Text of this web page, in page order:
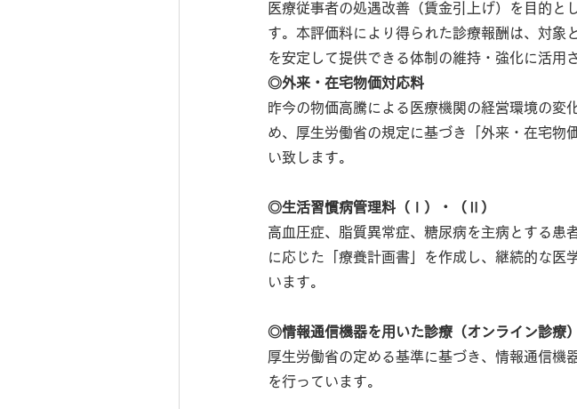
医療従事者の処遇改善（賃金引上げ）を目的と
す。本評価料により得られた診療報酬は、対象
を安定して提供できる体制の維持・強化に活用
◎外来・在宅物価対応料
昨今の物価高騰による医療機関の経営環境の変
め、厚生労働省の規定に基づき「外来・在宅物
い致します。
◎生活習慣病管理料（Ⅰ）・（Ⅱ）
高血圧症、脂質異常症、糖尿病を主病とする患
に応じた「療養計画書」を作成し、継続的な医
います。
◎情報通信機器を用いた診療（オンライン診療）
厚生労働省の定める基準に基づき、情報通信機
を行っています。